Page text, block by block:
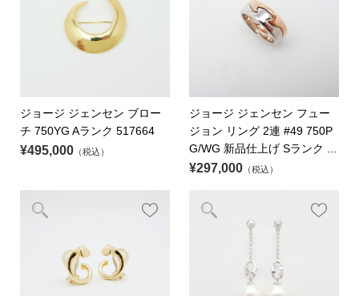
ジョージ ジェンセン ブロー
チ 750YG Aランク 517664
¥495,000（税込）
ジョージ ジェンセン フュー
ジョン リング 2連 #49 750P
G/WG 新品仕上げ Sランク ...
¥297,000 （税込）